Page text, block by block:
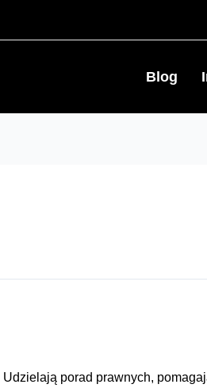
Blog
porad prawnych,